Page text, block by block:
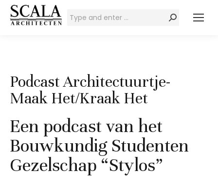
Zoeken:
Podcast Architectuurtje-
Maak Het/Kraak Het
Een podcast van het
Bouwkundig Studenten
Gezelschap “Stylos”